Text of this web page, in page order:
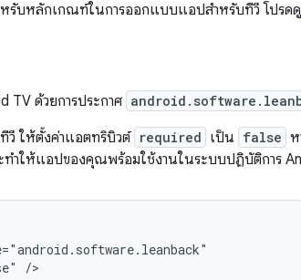
รับหลักเกณฑ์ในการออกแบบแอปสำหรับทีวี โปรดดู
TV ด้วยการประกาศ
ให้ตั้งค่าแอตทริบิวต์ required เป็น false
ทำให้แอปของคุณพร้อมใช้งานในระบบปฏิบัติการ